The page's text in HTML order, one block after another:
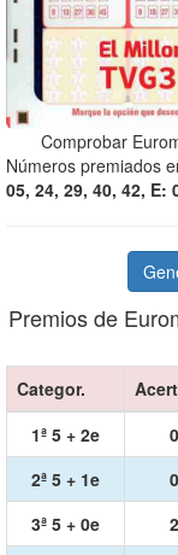
Comprobar
Números premiados
05, 24, 29, 40, 42, E:
Premios de
Categor.
1ª 5 + 2e
0
2ª 5 + 1e
0
3ª 5 + 0e
2